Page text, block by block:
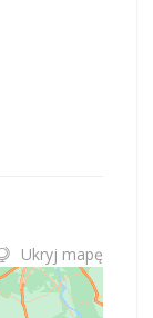
Ukryj mapę